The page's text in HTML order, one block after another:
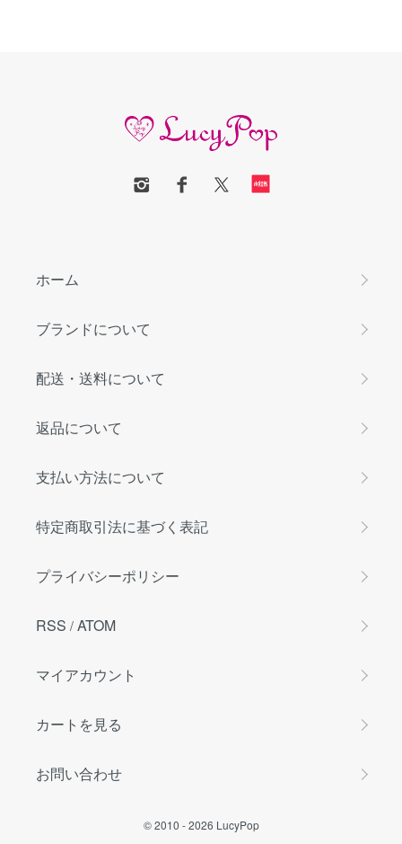
ホーム
ブランドについて
配送・送料について
返品について
支払い方法について
特定商取引法に基づく表記
プライバシーポリシー
RSS / ATOM
マイアカウント
カートを見る
お問い合わせ
© 2010 -2026 LucyPop